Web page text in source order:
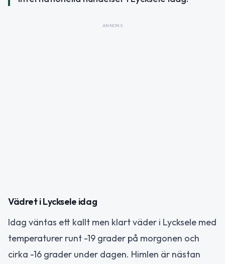
ANNONS
Vädret i Lycksele idag
Idag väntas ett kallt men klart väder i Lycksele med
temperaturer runt -19 grader på morgonen och
cirka -16 grader under dagen. Himlen är nästan